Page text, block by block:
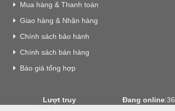
Mua hàng & Thanh toán
Giao hàng & Nhận hàng
Chính sách bảo hành
Chính sách bán hàng
Báo giá tổng hợp
Lượt truy
Đang online:36